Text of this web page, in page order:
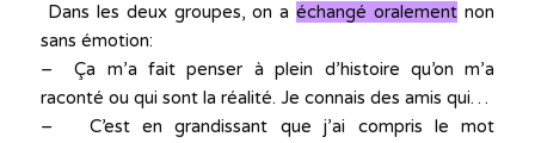
Dans les deux groupes, on aéchangé oralement non
sans émotion:
– Ça m’a fait penser à plein d’histoire qu’on m’a
raconté ou qui sont la réalité. Je connais des amis qui…
– C’est en grandissant que j’ai compris le mot